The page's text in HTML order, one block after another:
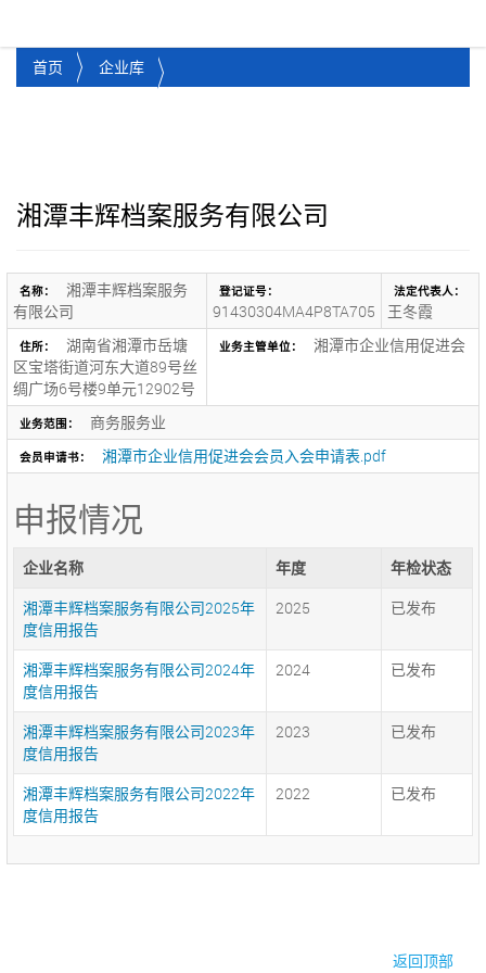
首页 企业库
湘潭丰辉档案服务有限公司
名称：
湘潭丰辉档案服务
有限公司
登记证号：
91430304MA4P8TA705
法定代表人：
王冬霞
住所：
湖南省湘潭市岳塘
区宝塔街道河东大道89号丝
绸广场6号楼9单元12902号
业务主管单位： 湘潭市企业信用促进会
业务范围： 商务服务业
会员申请书： 湘潭市企业信用促进会会员入会申请表.pdf
申报情况
企业名称 年度
年检状态
湘潭丰辉档案服务有限公司2025年
度信用报告
2025 已发布
湘潭丰辉档案服务有限公司2024年
度信用报告
2024 已发布
湘潭丰辉档案服务有限公司2023年
度信用报告
2023 已发布
湘潭丰辉档案服务有限公司2022年
度信用报告
2022 已发布
返回顶部